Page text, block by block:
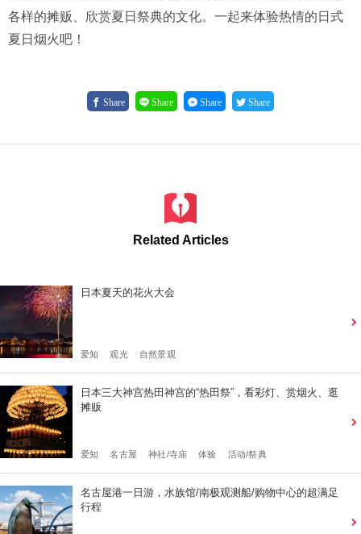
各样的摊贩、欣赏夏日祭典的文化。一起来体验热情的日式
夏日烟火吧！
Share Share Share Share
Related Articles
日本夏天的花火大会
爱知 观光 自然景观
日本三大神宫热田神宫的“热田祭”，看彩灯、赏烟火、逛
摊贩
爱知 名古屋 神社/寺庙 体验 活动/祭典
名古屋港一日游，水族馆/南极观测船/购物中心的超满足
行程